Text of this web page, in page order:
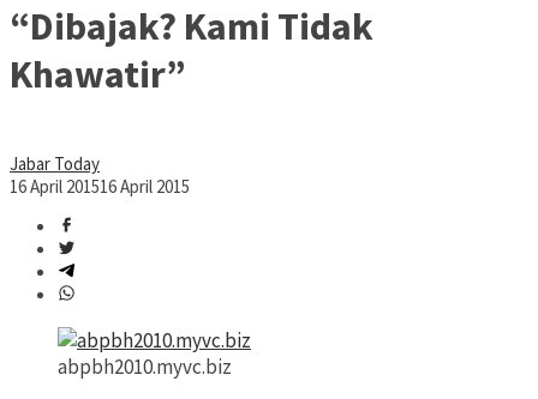
“Dibajak? Kami Tidak
Khawatir”
Jabar Today
16 April 201516 April 2015
abpbh2010.myvc.biz